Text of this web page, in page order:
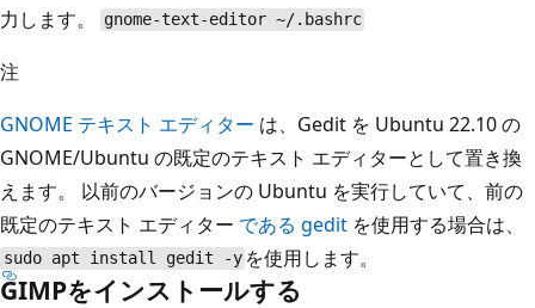
力します。
gnome-text-editor ~/.bashrc
注
GNOME テキスト エディター は、Gedit を Ubuntu 22.10 の
GNOME/Ubuntu の既定のテキスト エディターとして置き換
えます。 以前のバージョンの Ubuntu を実行していて、前の
既定のテキスト エディター である gedit を使用する場合は、
sudo apt install gedit -y を使用します。
GIMPをインストールする